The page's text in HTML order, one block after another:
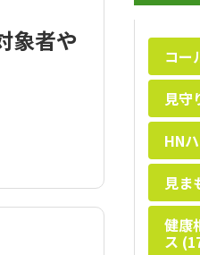
象者や
コー
見守
HN
見ま
健康
ス